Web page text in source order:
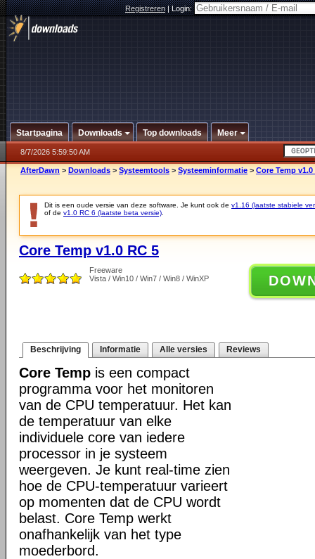
Registreren|Login:
Startpagina Downloads Top downloads Meer
8/7/2026 5:59:50 AM
AfterDawn > Downloads > Systeemtools > Systeeminformatie > Core Temp v1.0
Dit is een oude versie van deze software. Je kunt ook de v1.16 (laatste stabiele
of de v1.0 RC 6 (laatste beta versie)
Core Temp v1.0 RC 5
Freeware
Vista / Win10 / Win7 / Win8 / WinXP
Beschrijving Informatie Alle versies Reviews
Core Temp is een compact
programma voor het monitoren
van de CPU temperatuur. Het kan
de temperatuur van elke
individuele core van iedere
processor in je systeem
weergeven. Je kunt real-time zien
hoe de CPU-temperatuur varieert
op momenten dat de CPU wordt
belast. Core Temp werkt
onafhankelijk van het type
moederbord.